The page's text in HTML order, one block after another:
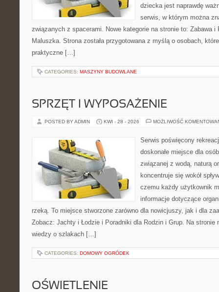
dziecka jest naprawdę
serwis, w którym można
związanych z spacerami. Nowe kategorie na stronie to: Zabawa i
Maluszka. Strona została przygotowana z myślą o osobach,
praktyczne […]
CATEGORIES: MASZYNY BUDOWLANE
SPRZĘT I WYPOSAŻENIE
POSTED BY ADMIN KWI - 28 - 2026 MOŻLIWOŚĆ
Serwis poświęcony
doskonałe miejsce dla
związanej z wodą, naturą
koncentruje się wokół
czemu każdy użytkownik
informacje dotyczące
rzeką. To miejsce stworzone zarówno dla nowicjuszy, jak i dla
Zobacz: Jachty i Łodzie i Poradniki dla Rodzin i Grup. Na stronie
wiedzy o szlakach […]
CATEGORIES: DOMOWY OGRÓDEK
OŚWIETLENIE